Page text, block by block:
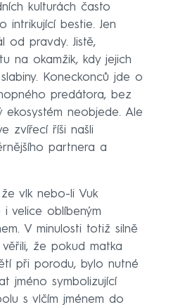
kulturách často
intrikující bestie. Jen
od pravdy. Jistě,
na okamžik, kdy jejich
Koneckonců jde o
predátora, bez
ekosystém neobjede. Ale
zvířecí říši našli
partnera a
vlk nebo-li Vuk
velice oblíbeným
V minulosti totiž silně
že pokud matka
při porodu, bylo nutné
jméno symbolizující
s vlčím jménem do